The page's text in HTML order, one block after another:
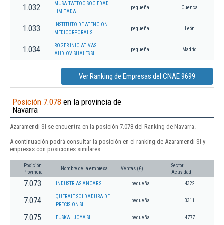
1.032
MUSA TATTOO SOCIEDAD
LIMITADA.
pequeña Cuenca
1.033
INSTITUTO DE ATENCION
MEDICORPORAL SL
pequeña León
1.034
ROGER INICIATIVAS
AUDIOVISUALES SL.
pequeña Madrid
Ver Ranking de Empresas del CNAE 9699
Posición 7.078 en la provincia de
Navarra
Azaramendi Sl se encuentra en la posición 7.078 del Ranking de Navarra.
A continuación podrá consultar la posición en el ranking de Azaramendi Sl y
empresas con posiciones similares:
Posición
Provincia
Nombre de la empresa Ventas (€)
Sector
Actividad
7.073 INDUSTRIAS ANCAR SL pequeña 4322
7.074
QUERALT SOLDADURA DE
PRECISION SL.
pequeña 3311
7.075 EUSKAL JOYA SL pequeña 4777